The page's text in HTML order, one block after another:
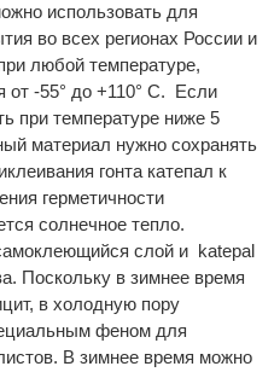
использовать для
во всех регионах России и
любой температуре,
от -55° до +110° С. Если
при температуре ниже 5
материал нужно сохранять
гонта катепал к
герметичности
солнечное тепло.
слой и katepal
Поскольку в зимнее время
в холодную пору
феном для
В зимнее время можно